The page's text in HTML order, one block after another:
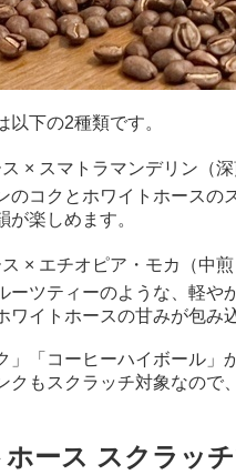
以下の2種類です。
ス × スマトラマンデリン（
のコクとホワイトホースの
が楽しめます。
ス × エチオピア・モカ（中
ーツティーのような、軽や
ワイトホースの甘みが包み
」「コーヒーハイボール」
クもスクラッチ対象なので
ホース スクラッ